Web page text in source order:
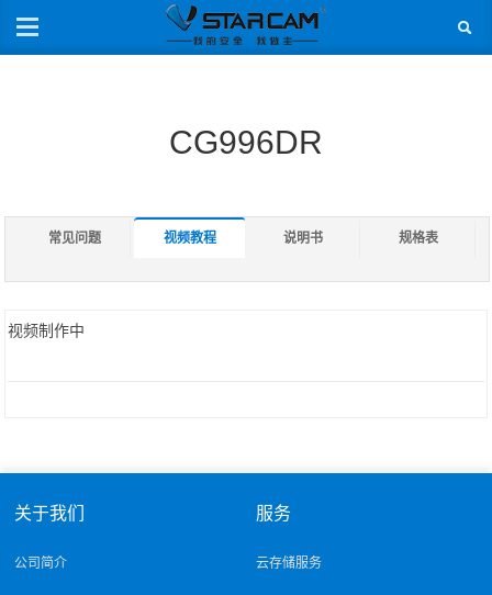
CG996DR
常见问题 视频教程 说明书 规格表
视频制作中
关于我们
公司简介
服务
云存储服务